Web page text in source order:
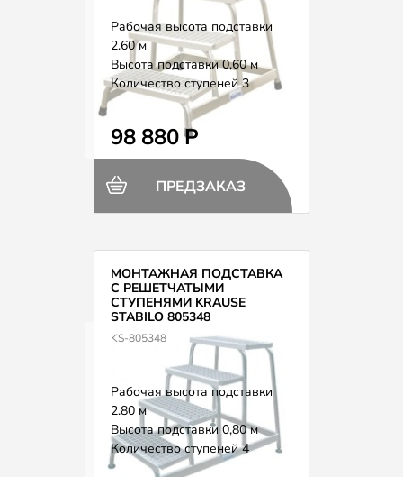
Рабочая высота подставки
2.60 м
Высота подставки 0,60 м
Количество ступеней 3
Вес 8 кг
98 880 Р
ПРЕДЗАКАЗ
МОНТАЖНАЯ ПОДСТАВКА
С РЕШЕТЧАТЫМИ
СТУПЕНЯМИ KRAUSE
STABILO 805348
KS-805348
Рабочая высота подставки
2.80 м
Высота подставки 0,80 м
Количество ступеней 4
Вес 11 кг